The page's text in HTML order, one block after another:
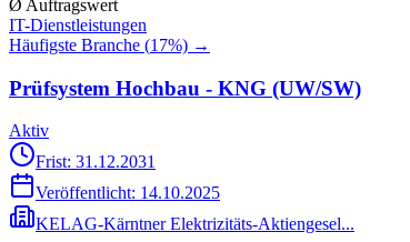
Ø Auftragswert
IT-Dienstleistungen
Häufigste Branche (17%) →
Prüfsystem Hochbau - KNG (UW/SW)
Aktiv
Frist: 31.12.2031
Veröffentlicht: 14.10.2025
KELAG-Kärntner Elektrizitäts-Aktiengesel...